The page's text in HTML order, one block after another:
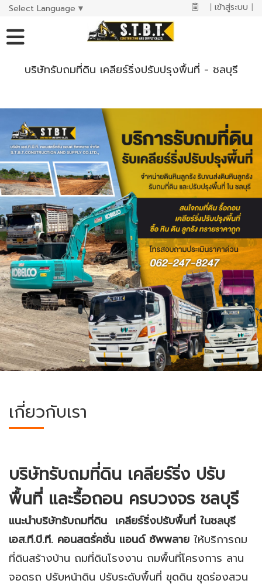
Select Language ▼ | เข้าสู่ระบบ |
บริษัทรับถมที่ดิน เคลียร์ริ่งปรับปรุงพื้นที่ - ชลบุรี
เกี่ยวกับเรา
บริษัทรับถมที่ดิน เคลียร์ริ่ง ปรับ
พื้นที่ และรื้อถอน ครบวงจร ชลบุรี
แนะนำบริษัทรับถมที่ดิน เคลียร์ริ่งปรับพื้นที่ ในชลบุรี
เอส.ที.บี.ที. คอนสตรั่คชั่น แอนด์ ซัพพลาย ให้บริการถม
ที่ดินสร้างบ้าน ถมที่ดินโรงงาน ถมพื้นที่โครงการ ลาน
จอดรถ ปรับหน้าดิน ปรับระดับพื้นที่ ขุดดิน ขุดร่องสวน